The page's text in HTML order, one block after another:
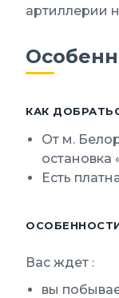
артиллерии
КАК
От м.
остановка
Есть
Вас ждет :
вы